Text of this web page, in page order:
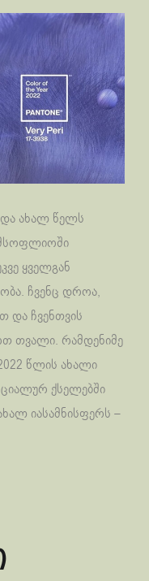
და ახალ წელს
მსოფლიოში
ყველგან
ჩვენც დროა,
და ჩვენთვის
თვალი. რამდენიმე
წლის ახალი
ქსელებში
იასამნისფერს –